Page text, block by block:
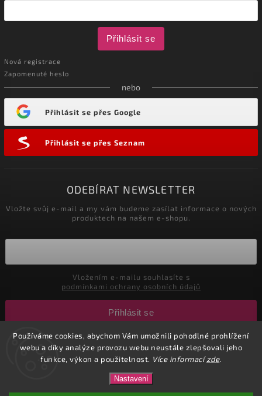
Používáme cookies, abychom Vám umožnili pohodlné prohlížení
webu a díky analýze provozu webu neustále zlepšovali jeho
funkce, výkon a použitelnost. Více informací zde.
Nastavení
Přihlásit se
Nová registrace
Zapomenuté heslo
nebo
Přihlásit se přes Google
Přihlásit se přes Seznam
ODEBÍRAT NEWSLETTER
Vložte svůj e-mail a my vám budeme zasílat informace o nových
produktech na našem e-shopu.
podmínkami ochrany osobních údajů
Přihlásit se
Copyright 2026CuteNails.cz. Všechna práva vyhrazena.
Upravit nastavení cookies
Shoptet| DesignShoptak.cz.